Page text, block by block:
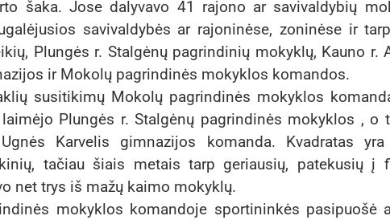
šaka. Jose dalyvavo 41 rajono ar savivaldybių
savivaldybės ar rajoninėse, zoninėse ir
Plungės r. Stalgėnų pagrindinių mokyklų, Kauno r.
ir Mokolų pagrindinės mokyklos komandos.
susitikimų Mokolų pagrindinės mokyklos
Plungės r. Stalgėnų pagrindinės mokyklos , o
Karvelis gimnazijos komanda. Kvadratas
tačiau šiais metais tarp geriausių, patekusių į
net trys iš mažų kaimo mokyklų.
mokyklos komandoje sportininkės pasipuošė